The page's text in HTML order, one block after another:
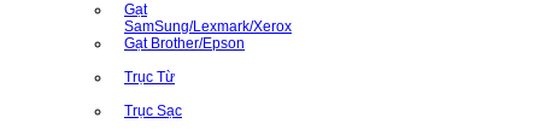
Gạt
SamSung/Lexmark/Xerox
Gạt Brother/Epson
Trục Từ
Trục Sạc